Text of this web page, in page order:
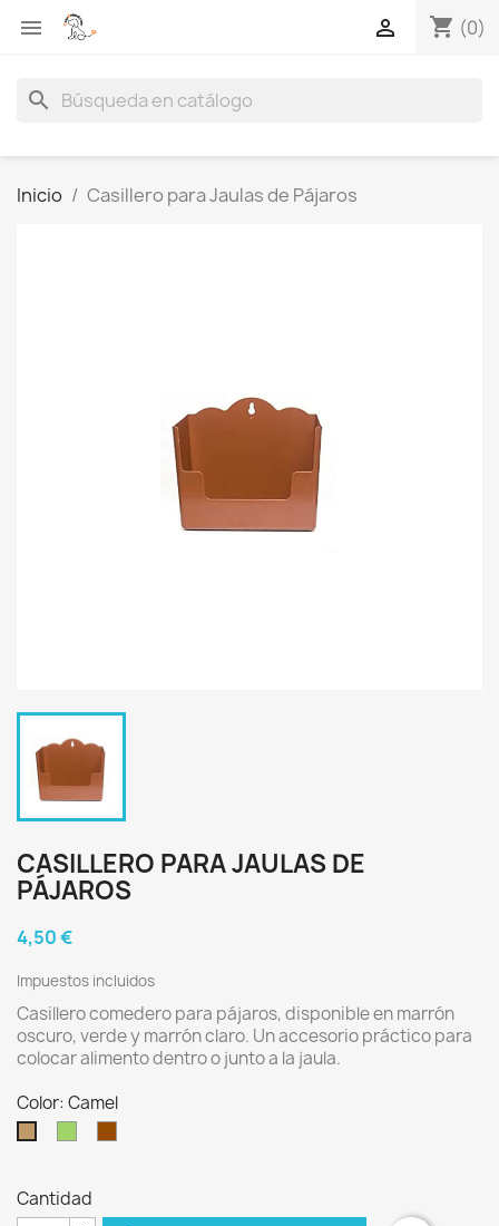
 shopping_cart (0)

search
Inicio Casillero para Jaulas de Pájaros
CASILLERO PARA JAULAS DE
PÁJAROS
4,50 €
Impuestos incluidos
Casillero comedero para pájaros, disponible en marrón
oscuro, verde y marrón claro. Un accesorio práctico para
colocar alimento dentro o junto a la jaula.
Color: Camel
Cantidad